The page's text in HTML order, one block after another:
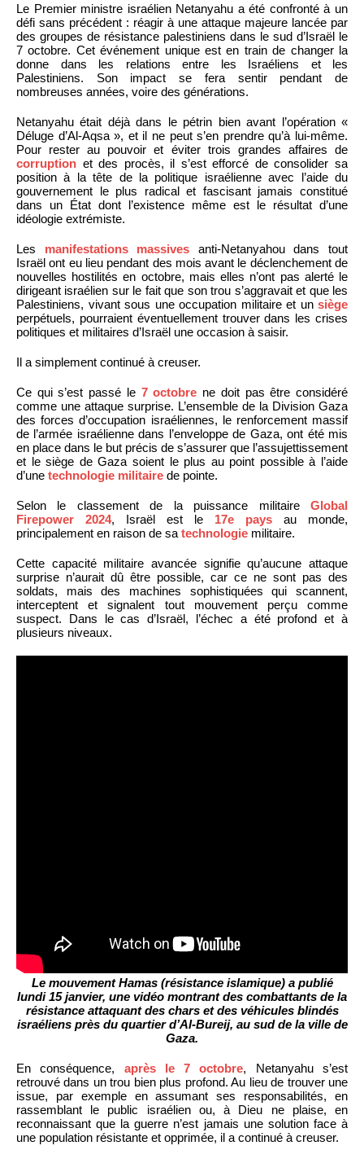
Le Premier ministre israélien Netanyahu a été confronté à un
défi sans précédent : réagir à une attaque majeure lancée par
des groupes de résistance palestiniens dans le sud d’Israël le
7 octobre. Cet événement unique est en train de changer la
donne dans les relations entre les Israéliens et les
Palestiniens. Son impact se fera sentir pendant de
nombreuses années, voire des générations.
Netanyahu était déjà dans le pétrin bien avant l’opération «
Déluge d’Al-Aqsa », et il ne peut s’en prendre qu’à lui-même.
Pour rester au pouvoir et éviter trois grandes affaires de
corruption et des procès, il s’est efforcé de consolider sa
position à la tête de la politique israélienne avec l’aide du
gouvernement le plus radical et fascisant jamais constitué
dans un État dont l’existence même est le résultat d’une
idéologie extrémiste.
Les manifestations massives anti-Netanyahou dans tout
Israël ont eu lieu pendant des mois avant le déclenchement de
nouvelles hostilités en octobre, mais elles n’ont pas alerté le
dirigeant israélien sur le fait que son trou s’aggravait et que les
Palestiniens, vivant sous une occupation militaire et un siège
perpétuels, pourraient éventuellement trouver dans les crises
politiques et militaires d’Israël une occasion à saisir.
Il a simplement continué à creuser.
Ce qui s’est passé le 7 octobre ne doit pas être considéré
comme une attaque surprise. L’ensemble de la Division Gaza
des forces d’occupation israéliennes, le renforcement massif
de l’armée israélienne dans l’enveloppe de Gaza, ont été mis
en place dans le but précis de s’assurer que l’assujettissement
et le siège de Gaza soient le plus au point possible à l’aide
d’une technologie militaire de pointe.
Selon le classement de la puissance militaire Global
Firepower 2024, Israël est le 17e pays au monde,
principalement en raison de sa technologie militaire.
Cette capacité militaire avancée signifie qu’aucune attaque
surprise n’aurait dû être possible, car ce ne sont pas des
soldats, mais des machines sophistiquées qui scannent,
interceptent et signalent tout mouvement perçu comme
suspect. Dans le cas d’Israël, l’échec a été profond et à
plusieurs niveaux.
Le mouvement Hamas (résistance islamique) a publié
lundi 15 janvier, une vidéo montrant des combattants de la
résistance attaquant des chars et des véhicules blindés
israéliens près du quartier d’Al-Bureij, au sud de la ville de
Gaza.
En conséquence, après le 7 octobre, Netanyahu s’est
retrouvé dans un trou bien plus profond. Au lieu de trouver une
issue, par exemple en assumant ses responsabilités, en
rassemblant le public israélien ou, à Dieu ne plaise, en
reconnaissant que la guerre n’est jamais une solution face à
une population résistante et opprimée, il a continué à creuser.